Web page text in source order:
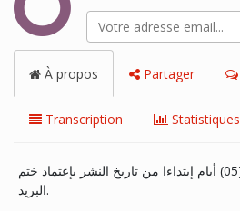
À propos Partager
Transcription Statistiques
حدّد آجال الإعتراض بخمسة (05) أيام إبتداءا من تاريخ النشر بإعتماد ختم
البريد.